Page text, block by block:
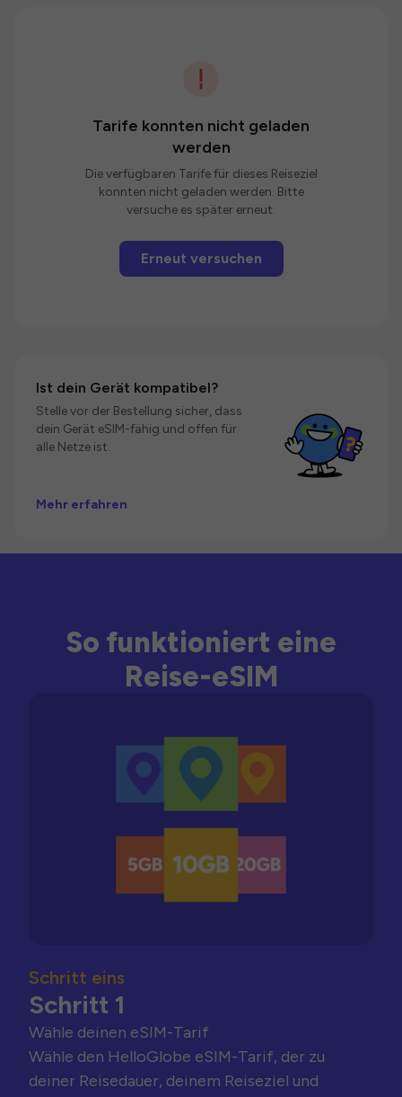
Tarife konnten nicht geladen
werden
Die verfügbaren Tarife für dieses Reiseziel
konnten nicht geladen werden. Bitte
versuche es später erneut.
Erneut versuchen
Ist dein Gerät kompatibel?
Stelle vor der Bestellung sicher, dass
dein Gerät eSIM-fähig und offen für
alle Netze ist.
Mehr erfahren
So funktioniert eine
Reise-eSIM
Schritt eins
Schritt 1
Wähle deinen eSIM-Tarif
Wähle den HelloGlobe eSIM-Tarif, der zu
deiner Reisedauer, deinem Reiseziel und